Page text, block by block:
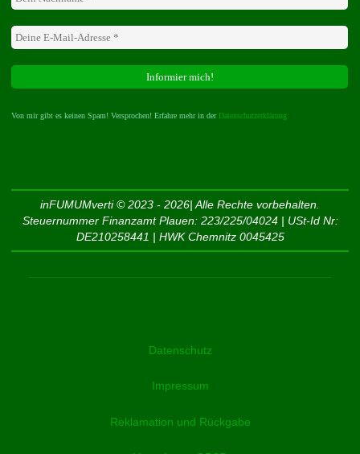
Von mir gibt es keinen Spam! Versprochen! Erfahre mehr in der Datenschutzerklärung
inFUMUMverti © 2023 - 2026| Alle Rechte vorbehalten.
Steuernummer Finanzamt Plauen: 223/225/04024 | USt-Id Nr:
DE210258441 | HWK Chemnitz 0045425
Datenschutz
Impressum
Reklamation und Rückgabe